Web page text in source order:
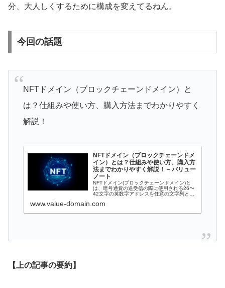
分、大人しくするために構成を変えてるねん。
今回の話題
NFTドメイン（ブロックチェーンドメイン）と
は？仕組みや使い方、購入方法までわかりやすく
解説！
NFTドメイン（ブロックチェーンドメ
イン）とは？仕組みや使い方、購入方
法までわかりやすく解説！ – バリュー
ノート
NFTドメイン(ブロックチェーンドメイン)と
は、暗号通貨の送受信の際に使用される26〜
42文字の英数字アドレスを任意の文字列とし
アドレス…
www.value-domain.com
【上の記事の要約】